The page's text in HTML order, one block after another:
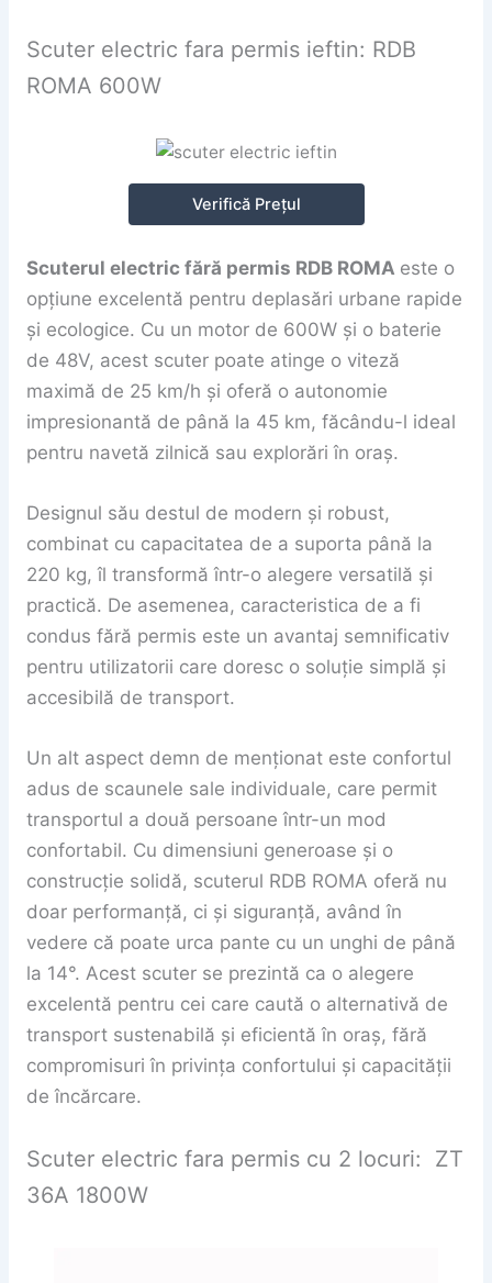
Scuter electric fara permis ieftin: RDB
ROMA 600W
Verifică Prețul
Scuterul electric fără permis RDB ROMA este o
opțiune excelentă pentru deplasări urbane rapide
și ecologice. Cu un motor de 600W și o baterie
de 48V, acest scuter poate atinge o viteză
maximă de 25 km/h și oferă o autonomie
impresionantă de până la 45 km, făcându-l ideal
pentru navetă zilnică sau explorări în oraș.
Designul său destul de modern și robust,
combinat cu capacitatea de a suporta până la
220 kg, îl transformă într-o alegere versatilă și
practică. De asemenea, caracteristica de a fi
condus fără permis este un avantaj semnificativ
pentru utilizatorii care doresc o soluție simplă și
accesibilă de transport.
Un alt aspect demn de menționat este confortul
adus de scaunele sale individuale, care permit
transportul a două persoane într-un mod
confortabil. Cu dimensiuni generoase și o
construcție solidă, scuterul RDB ROMA oferă nu
doar performanță, ci și siguranță, având în
vedere că poate urca pante cu un unghi de până
la 14°. Acest scuter se prezintă ca o alegere
excelentă pentru cei care caută o alternativă de
transport sustenabilă și eficientă în oraș, fără
compromisuri în privința confortului și capacității
de încărcare.
Scuter electric fara permis cu 2 locuri: ZT
36A 1800W